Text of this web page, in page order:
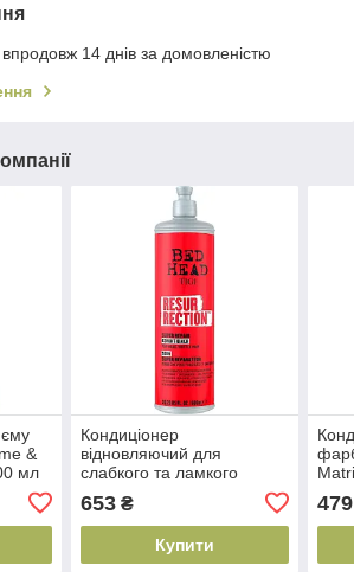
14 днів за домовленістю
&
мл
Кондиціонер
відновляючий для
слабкого та ламкого
Resurrection Super Repair
Conditioner 600 мл
(615908432084)
653₴
Купити
мл
479